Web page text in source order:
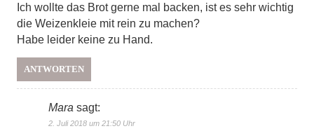
Ich wollte das Brot gerne mal backen, ist es sehr wichtig
die Weizenkleie mit rein zu machen?
Habe leider keine zu Hand.
ANTWORTEN
Mara sagt:
2. Juli 2018 um 21:50 Uhr